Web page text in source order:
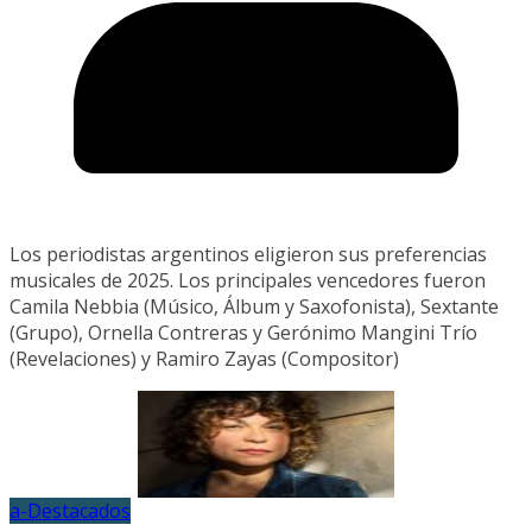
Los periodistas argentinos eligieron sus preferencias
musicales de 2025. Los principales vencedores fueron
Camila Nebbia (Músico, Álbum y Saxofonista), Sextante
(Grupo), Ornella Contreras y Gerónimo Mangini Trío
(Revelaciones) y Ramiro Zayas (Compositor)
a-Destacados